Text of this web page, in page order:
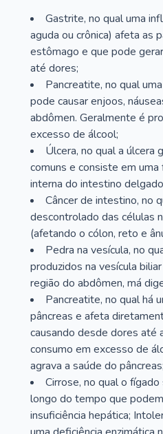
Gastrite, no qual uma
aguda ou crônica) afeta as
estômago e que pode
até dores;
Pancreatite, no qual
pode causar enjoos,
abdômen. Geralmente é
excesso de álcool;
Úlcera, no qual a úlcera
comuns e consiste em
interna do intestino
Câncer de intestino, no
descontrolado das células
(afetando o cólon, reto e
Pedra na vesícula, no
produzidos na vesícula
região do abdômen, má
Pancreatite, no qual há
pâncreas e afeta
causando desde dores até
consumo em excesso de
agrava a saúde do pâncreas;
Cirrose, no qual o
longo do tempo que
insuficiência hepática;